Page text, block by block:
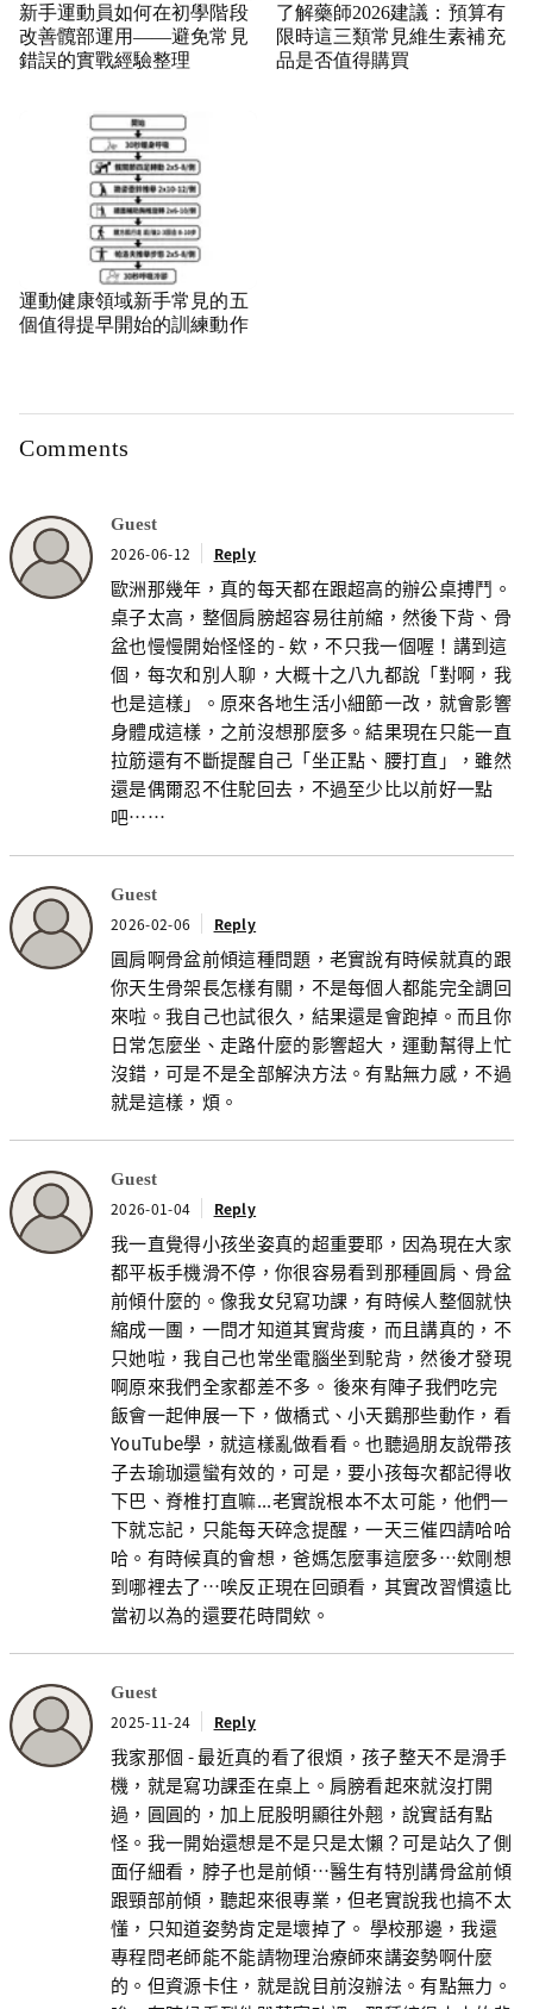
新手運動員如何在初學階段
改善髖部運用——避免常見
錯誤的實戰經驗整理
了解藥師2026建議：預算有
限時這三類常見維生素補充
品是否值得購買
運動健康領域新手常見的五
個值得提早開始的訓練動作
Comments
Guest
2026-06-12 Reply
歐洲那幾年，真的每天都在跟超高的辦公桌搏鬥。
桌子太高，整個肩膀超容易往前縮，然後下背、骨
盆也慢慢開始怪怪的 - 欸，不只我一個喔！講到這
個，每次和別人聊，大概十之八九都說「對啊，我
也是這樣」。原來各地生活小細節一改，就會影響
身體成這樣，之前沒想那麼多。結果現在只能一直
拉筋還有不斷提醒自己「坐正點、腰打直」，雖然
還是偶爾忍不住駝回去，不過至少比以前好一點
吧……
Guest
2026-02-06 Reply
圓肩啊骨盆前傾這種問題，老實說有時候就真的跟
你天生骨架長怎樣有關，不是每個人都能完全調回
來啦。我自己也試很久，結果還是會跑掉。而且你
日常怎麼坐、走路什麼的影響超大，運動幫得上忙
沒錯，可是不是全部解決方法。有點無力感，不過
就是這樣，煩。
Guest
2026-01-04 Reply
我一直覺得小孩坐姿真的超重要耶，因為現在大家
都平板手機滑不停，你很容易看到那種圓肩、骨盆
前傾什麼的。像我女兒寫功課，有時候人整個就快
縮成一團，一問才知道其實背痠，而且講真的，不
只她啦，我自己也常坐電腦坐到駝背，然後才發現
啊原來我們全家都差不多。 後來有陣子我們吃完
飯會一起伸展一下，做橋式、小天鵝那些動作，看
YouTube學，就這樣亂做看看。也聽過朋友說帶孩
子去瑜珈還蠻有效的，可是，要小孩每次都記得收
下巴、脊椎打直嘛...老實說根本不太可能，他們一
下就忘記，只能每天碎念提醒，一天三催四請哈哈
哈。有時候真的會想，爸媽怎麼事這麼多…欸剛想
到哪裡去了…唉反正現在回頭看，其實改習慣遠比
當初以為的還要花時間欸。
Guest
2025-11-24 Reply
我家那個 - 最近真的看了很煩，孩子整天不是滑手
機，就是寫功課歪在桌上。肩膀看起來就沒打開
過，圓圓的，加上屁股明顯往外翹，說實話有點
怪。我一開始還想是不是只是太懶？可是站久了側
面仔細看，脖子也是前傾…醫生有特別講骨盆前傾
跟頸部前傾，聽起來很專業，但老實說我也搞不太
懂，只知道姿勢肯定是壞掉了。 學校那邊，我還
專程問老師能不能請物理治療師來講姿勢啊什麼
的。但資源卡住，就是說目前沒辦法。有點無力。